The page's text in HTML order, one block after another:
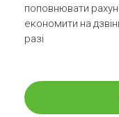
поповнювати
економити на
разі